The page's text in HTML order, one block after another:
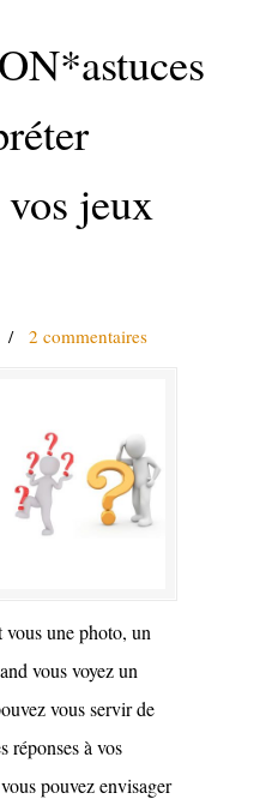
jeux
/ 2 commentaires
vous une photo, un
vous voyez un
vous servir de
réponses à vos
pouvez envisager